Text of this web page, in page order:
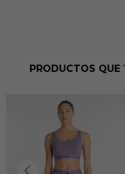
PRODUCTOS QUE